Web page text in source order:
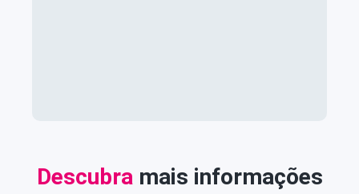
Descubra mais informações